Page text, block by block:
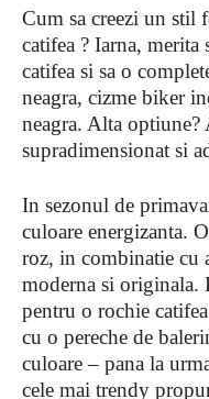
Cum sa creezi un stil
catifea ? Iarna, merita
catifea si sa o
neagra, cizme biker
neagra. Alta
supradimensionat si
In sezonul de
culoare energizanta.
roz, in combinatie cu
moderna si originala.
pentru o rochie
cu o pereche de
culoare – pana la
cele mai trendy